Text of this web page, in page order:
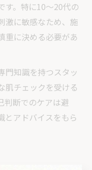
す。特に10〜20代の
激に敏感なため、施
重に決める必要があ
門知識を持つスタッ
肌チェックを受ける
判断でのケアは避
とアドバイスをもら